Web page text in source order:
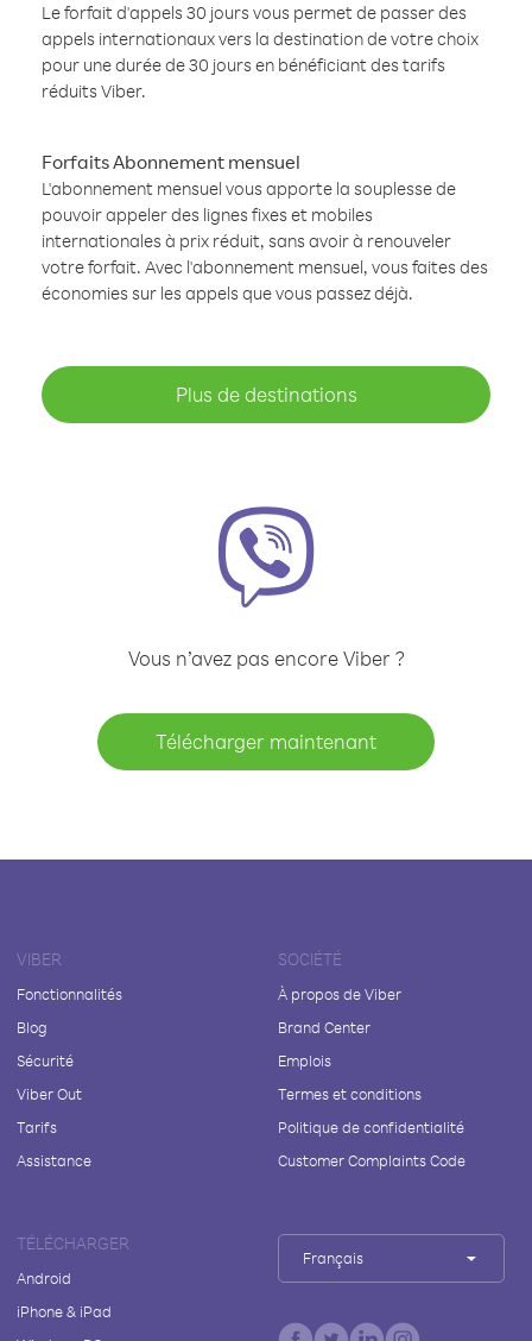
Le forfait d'appels 30 jours vous permet de passer des
appels internationaux vers la destination de votre choix
pour une durée de 30 jours en bénéficiant des tarifs
réduits Viber.
Forfaits Abonnement mensuel
L'abonnement mensuel vous apporte la souplesse de
pouvoir appeler des lignes fixes et mobiles
internationales à prix réduit, sans avoir à renouveler
votre forfait. Avec l'abonnement mensuel, vous faites des
économies sur les appels que vous passez déjà.
Plus de destinations
Vous n’avez pas encore Viber ?
Télécharger maintenant
VIBER
Fonctionnalités
Blog
Sécurité
Viber Out
Tarifs
Assistance
SOCIÉTÉ
À propos de Viber
Brand Center
Emplois
Termes et conditions
Politique de confidentialité
Customer Complaints Code
TÉLÉCHARGER
Android
iPhone & iPad
Français